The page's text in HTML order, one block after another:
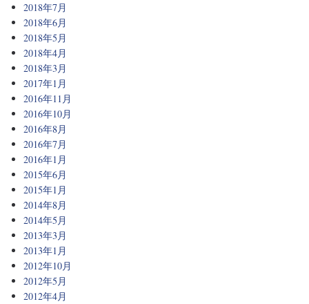
2018年7月
2018年6月
2018年5月
2018年4月
2018年3月
2017年1月
2016年11月
2016年10月
2016年8月
2016年7月
2016年1月
2015年6月
2015年1月
2014年8月
2014年5月
2013年3月
2013年1月
2012年10月
2012年5月
2012年4月